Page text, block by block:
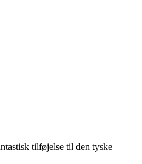
tilføjelse til den tyske